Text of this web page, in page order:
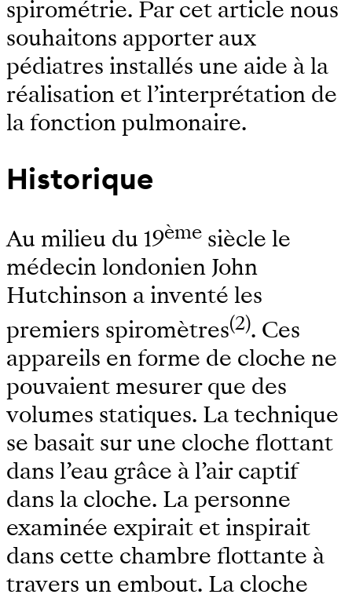
spirométrie. Par cet article nous
souhaitons apporter aux
pédiatres installés une aide à la
réalisation et l’interprétation de
la fonction pulmonaire.
Historique
Au milieu du 19ème siècle le
médecin londonien John
Hutchinson a inventé les
premiers spiromètres(2). Ces
appareils en forme de cloche ne
pouvaient mesurer que des
volumes statiques. La technique
se basait sur une cloche flottant
dans l’eau grâce à l’air captif
dans la cloche. La personne
examinée expirait et inspirait
dans cette chambre flottante à
travers un embout. La cloche